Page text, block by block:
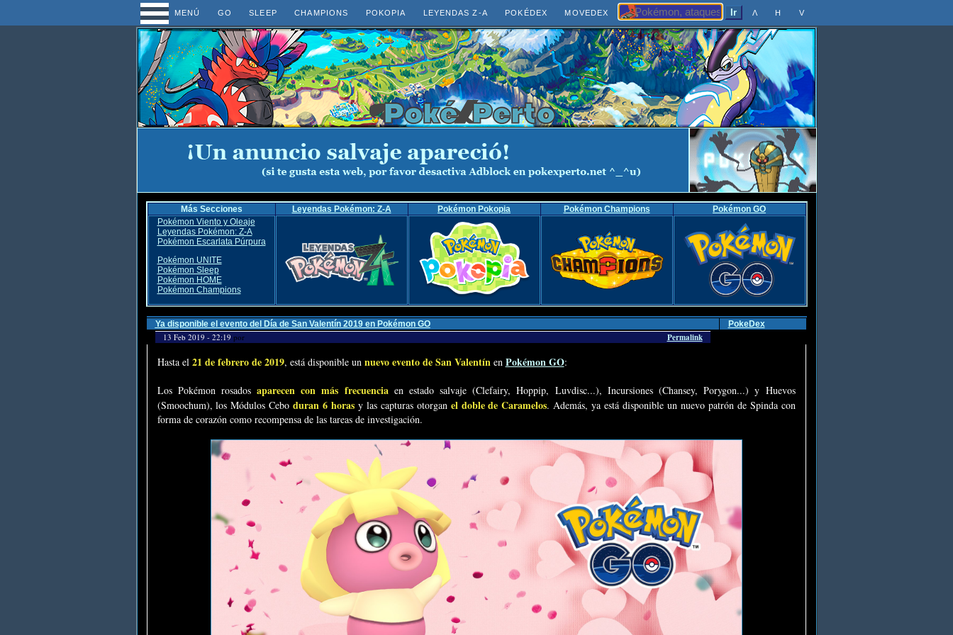
MENÚ GO SLEEP CHAMPIONS POKOPIA LEYENDAS Z-A POKÉDEX MOVEDEX Λ H V
Más Secciones Leyendas Pokémon: Z-A Pokémon Pokopia Pokémon Champions
Pokémon GO
Pokémon Viento y Oleaje
Leyendas Pokémon: Z-A
Pokémon Escarlata Púrpura
Pokémon UNITE
Pokémon Sleep
Pokémon HOME
Pokémon Champions
Ya disponible el evento del Día de San Valentín 2019 en Pokémon GO PokeDex
13 Feb 2019 - 22:19 por Permalink
Hasta el 21 de febrero de 2019, está disponible un nuevo evento de San Valentínen Pokémon GO:
Los Pokémon rosadosaparecen con más frecuenciaen estado salvaje (Clefairy, Hoppip, Luvdisc...), Incursiones (Chansey, Porygon...) y Huevos
(Smoochum), los Módulos Ceboduran 6 horas y las capturas otorgan el doble de Caramelos. Además, ya está disponible un nuevo patrón de Spinda con
forma de corazón como recompensa de las tareas de investigación.